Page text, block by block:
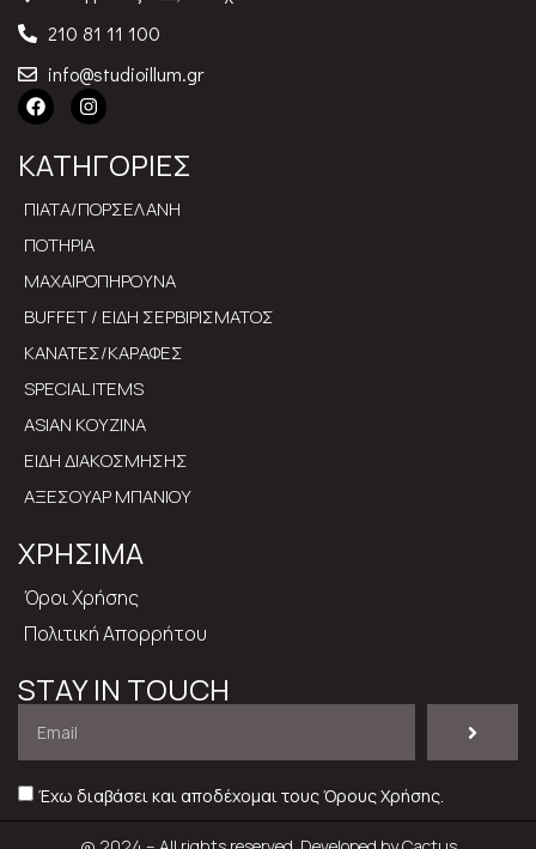
210 81 11 100
info@studioillum.gr
ΚΑΤΗΓΟΡΙΕΣ
ΠΙΑΤΑ/ΠΟΡΣΕΛΑΝΗ
ΠΟΤΗΡΙΑ
ΜΑΧΑΙΡΟΠΗΡΟΥΝΑ
BUFFET / ΕΙΔΗ ΣΕΡΒΙΡΙΣΜΑΤΟΣ
ΚΑΝΑΤΕΣ/ΚΑΡΑΦΕΣ
SPECIAL ITEMS
ASIAN ΚΟΥΖΙΝΑ
ΕΙΔΗ ΔΙΑΚΟΣΜΗΣΗΣ
ΑΞΕΣΟΥΑΡ ΜΠΑΝΙΟΥ
ΧΡΗΣΙΜΑ
Όροι Χρήσης
Πολιτική Απορρήτου
STAY IN TOUCH
Έχω διαβάσει και αποδέχομαι τουςΌρους Χρήσης.